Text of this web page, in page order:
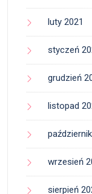
luty 2021
styczeń
grudzień
listopad
wrzesień
sierpień